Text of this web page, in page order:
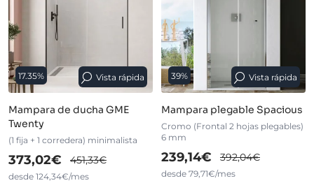
17.35% Vista rápida
Mampara de ducha GME
Twenty
(1 fija + 1 corredera) minimalista
373,02€ 451,33€
desde 124,34€/mes
39% Vista rápida
Mampara plegable Spacious
Cromo (Frontal 2 hojas plegables)
6 mm
239,14€ 392,04€
desde 79,71€/mes